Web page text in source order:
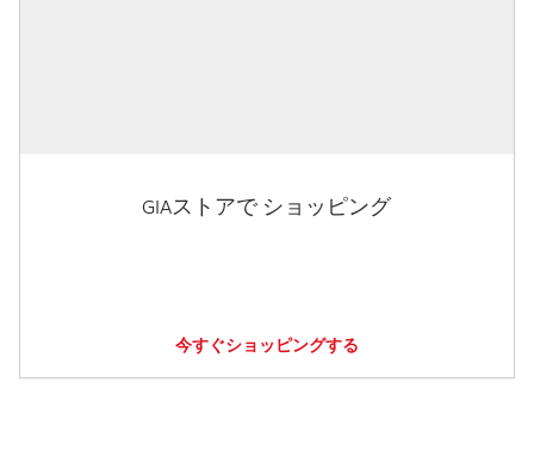
GIAストアで ショッピング
今すぐショッピングする